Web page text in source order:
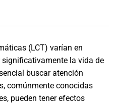
(LCT) varían en
la vida de
buscar atención
comúnmente conocidas
pueden tener efectos